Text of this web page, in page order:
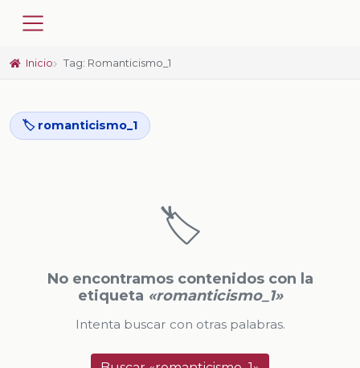
Inicio Tag: Romanticismo_1
🏷️ romanticismo_1
🏷️
No encontramos contenidos con la
etiqueta «romanticismo_1»
Intenta buscar con otras palabras.